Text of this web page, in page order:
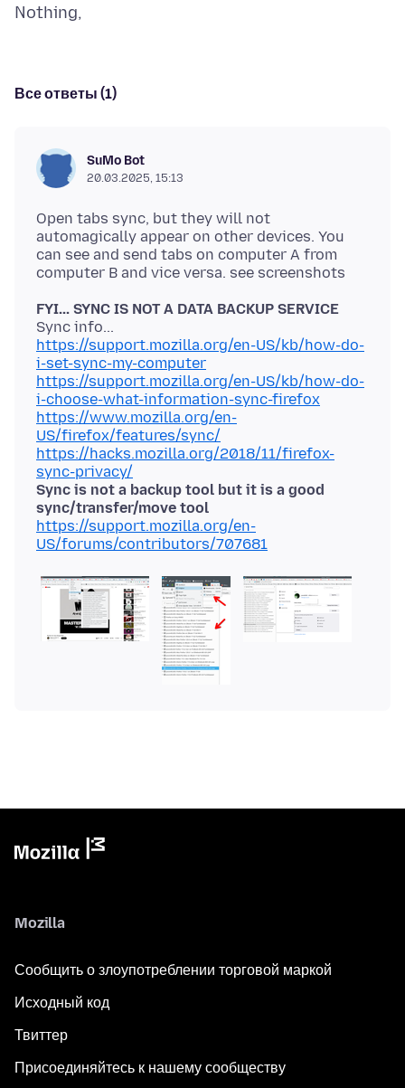
Все ответы (1)
SuMo Bot
20.03.2025, 15:13
Open tabs sync, but they will not
automagically appear on other devices. You
can see and send tabs on computer A from
FYI... SYNC IS NOT A DATA BACKUP SERVICE
https://support.mozilla.org/en-US/kb/how-do-
i-set-sync-my-computer
https://support.mozilla.org/en-US/kb/how-do-
i-choose-what-information-sync-firefox
https://www.mozilla.org/en-
US/firefox/features/sync/
https://hacks.mozilla.org/2018/11/firefox-
sync-privacy/
Sync is not a backup tool but it is a good
sync/transfer/move tool
https://support.mozilla.org/en-
US/forums/contributors/707681
Mozilla
Сообщить о злоупотреблении торговой маркой
Исходный код
Твиттер
Присоединяйтесь к нашему сообществу